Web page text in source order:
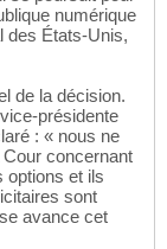
numérique
des États-Unis,
de la décision.
présidente
: « nous ne
concernant
options et ils
sont
avance cet